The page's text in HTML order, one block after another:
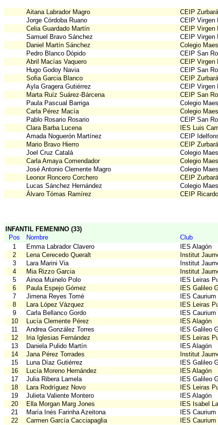
Aitana Labrador Magro
CEIP
Jorge Córdoba Ruano
CEIP Virgen
Celia Guardado Martín
CEIP Virgen
Samuel Bravo Sánchez
CEIP Virgen
Daniel Martín Sánchez
Colegio
Pedro Blanco Dópido
CEIP San
Abril Macías Vaquero
CEIP Virgen
Hugo Godoy Navia
CEIP San
Sofia Garcia Blanco
CEIP
Ayla Gragera Gutiérrez
CEIP Virgen
Marta Ruíz Suárez-Bárcena
CEIP San
Paula Pascual Barriga
Colegio
Carla Pérez Macía
Colegio
Pablo Rosario Rosario
CEIP San
Clara Barba Lucena
IES Luis
Amada Noguerón Martínez
CEIP
Mario Bravo Hierro
CEIP
Joel Cruz Catalá
Colegio
Carla Amaya Comendador
Colegio
José Antonio Clemente Magro
Colegio
Leonor Roncero Corchero
CEIP
Lucas Sánchez Hernández
Colegio
Álvaro Tómas Ramírez
CEIP
INFANTIL FEMENINO (33)
Pos
Nombre
Club
1
Emma Labrador Clavero
IES Alagón
2
Lena Cerecedo Queralt
Institut
3
Lara Marini Via
Institut
4
Mia Rizzo Garcia
Institut
5
Ainoa Muinelo Polo
IES Leiras
6
Paula Espejo Gómez
IES Galileo
7
Jimena Reyes Tomé
IES Caurium
8
Lara López Vázquez
IES Leiras
9
Carla Bellanco Gordo
IES Caurium
10
Lucía Clemente Pérez
IES Alagón
11
Andrea González Torres
IES Galileo
12
Iria Iglesias Fernández
IES Leiras
13
Daniela Pulido Martín
IES Alagón
14
Jana Pérez Torrades
Institut
15
Luna Díaz Gutiérrez
IES Galileo
16
Lucía Moreno Hernández
IES Alagón
17
Julia Ribera Lamela
IES Galileo
18
Lara Rodríguez Novo
IES Leiras
19
Julieta Valiente Montero
IES Alagón
20
Ella Morgan Marg Jones
IES Isabel
21
María Inés Farinha Azeitona
IES Caurium
22
Carmen García Cacciapaglia IES Caurium